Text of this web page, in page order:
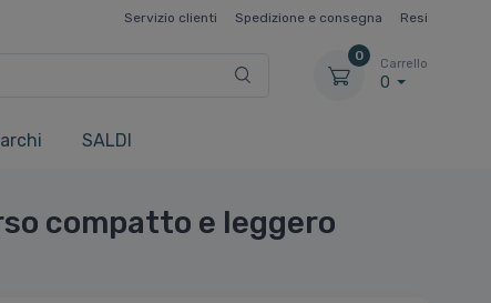
Servizio clienti Spedizione e consegna Resi
0
Carrello
0
SALDI
compatto e leggero